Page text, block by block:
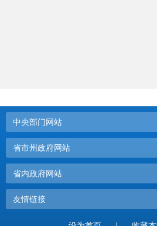
中央部门网站
省市州政府网站
省内政府网站
友情链接